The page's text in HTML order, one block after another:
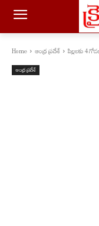
Home ఆంధ్ర ప్రదేశ్ పిల్లలకు 4
ఆంధ్ర ప్రదేశ్